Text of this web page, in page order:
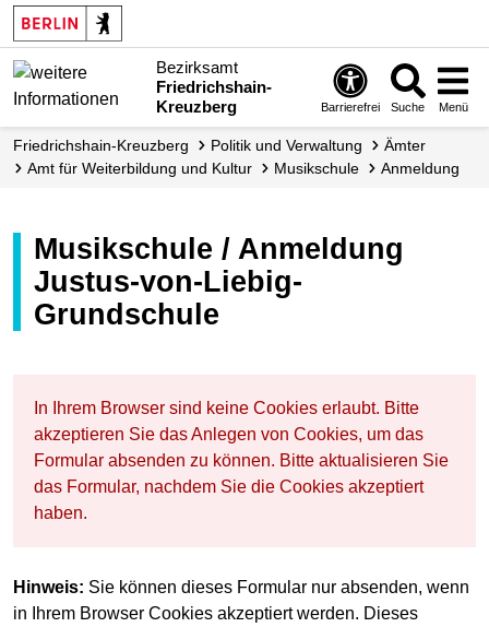
Bezirksamt
Friedrichshain-
Kreuzberg
Barrierefrei Suche Menü
Friedrichshain-Kreuzberg Politik und Verwaltung
Ämter
Amt für Weiterbildung und Kultur
Musikschule Anmeldung
Musikschule / Anmeldung
Justus-von-Liebig-
Grundschule
In Ihrem Browser sind keine Cookies erlaubt. Bitte
akzeptieren Sie das Anlegen von Cookies, um das
Formular absenden zu können. Bitte aktualisieren Sie
das Formular, nachdem Sie die Cookies akzeptiert
haben.
Hinweis: Sie können dieses Formular nur absenden, wenn
in Ihrem Browser Cookies akzeptiert werden. Dieses